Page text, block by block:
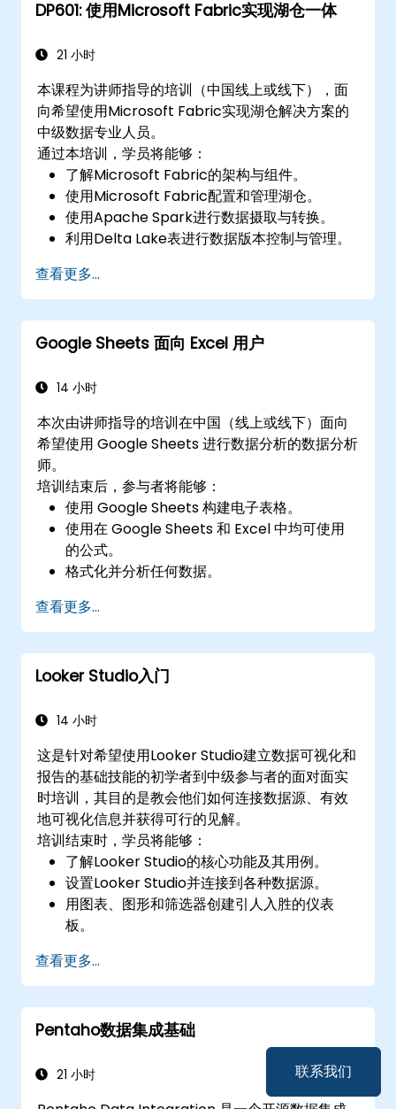
联系我们
DP601: 使用Microsoft Fabric实现湖仓一体
21 小时
本课程为讲师指导的培训（中国线上或线下），面
向希望使用Microsoft Fabric实现湖仓解决方案的
中级数据专业人员。
通过本培训，学员将能够：
了解Microsoft Fabric的架构与组件。
使用Microsoft Fabric配置和管理湖仓。
使用Apache Spark进行数据摄取与转换。
利用Delta Lake表进行数据版本控制与管理。
使用Data Factory编排数据管道。
查看更多...
Google Sheets 面向 Excel 用户
14 小时
本次由讲师指导的培训在中国（线上或线下）面向
希望使用 Google Sheets 进行数据分析的数据分析
师。
培训结束后，参与者将能够：
使用 Google Sheets 构建电子表格。
使用在 Google Sheets 和 Excel 中均可使用
的公式。
格式化并分析任何数据。
查看更多...
Looker Studio入门
14 小时
这是针对希望使用Looker Studio建立数据可视化和
报告的基础技能的初学者到中级参与者的面对面实
时培训，其目的是教会他们如何连接数据源、有效
地可视化信息并获得可行的见解。
培训结束时，学员将能够：
了解Looker Studio的核心功能及其用例。
设置Looker Studio并连接到各种数据源。
用图表、图形和筛选器创建引人入胜的仪表
板。
有效地协作和共享仪表板。
查看更多...
Pentaho数据集成基础
21 小时